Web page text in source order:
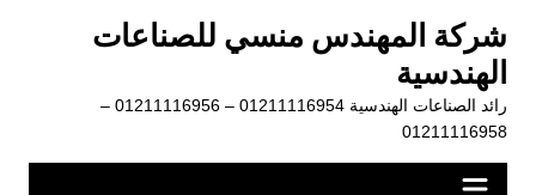
المحتوى
شركة المهندس منسي للصناعات
الهندسية
رائد الصناعات الهندسية 01211116954 – 01211116956 –
01211116958